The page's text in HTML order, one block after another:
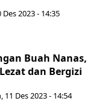
Des 2023 - 14:35
Buah Nanas,
dan Bergizi
11 Des 2023 - 14:54